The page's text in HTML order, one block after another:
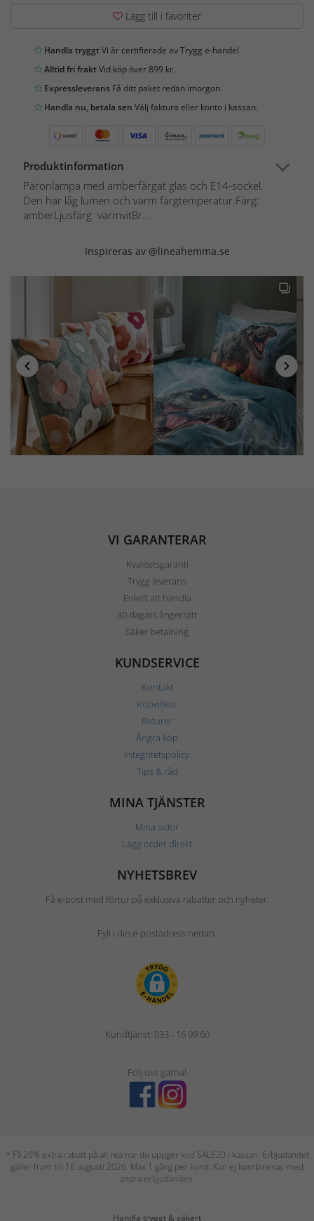
Lägg till i favoriter
Handla tryggtVi är certifierade av Trygg e-handel.
Alltid fri fraktVid köp över 899 kr.
Expressleverans Få ditt paket redan imorgon.
Handla nu, betala sen Välj faktura eller konto i kassan.
Produktinformation
Päronlampa med amberfärgat glas och E14-sockel.
Den har låg lumen och varm färgtemperatur.Färg:
amberLjusfärg: varmvitBr...
Inspireras av @lineahemma.se
VI GARANTERAR
Kvalitetsgaranti
Trygg leverans
Enkelt att handla
30 dagars ångerrätt
Säker betalning
KUNDSERVICE
Kontakt
Köpvillkor
Returer
Ångra köp
Integritetspolicy
Tips & råd
MINA TJÄNSTER
Mina sidor
Lägg order direkt
NYHETSBREV
Få e-post med förtur på exklusiva rabatter och nyheter.
Fyll i din e-postadress nedan.
Kundtjänst: 033 - 16 99 60
Följ oss gärna!
* Få 20% extra rabatt på all rea när du uppger kod SALE20 i kassan. Erbjudandet
gäller fram till 16 augusti 2026. Max 1 gång per kund. Kan ej kombineras med
andra erbjudanden.
Handla tryggt & säkert